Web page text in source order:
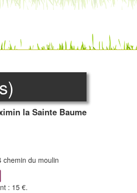
la Sainte Baume
chemin du moulin
: 15 €.